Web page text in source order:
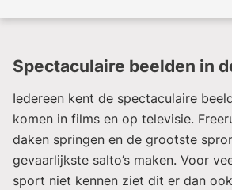
Spectaculaire beelden in
Iedereen kent de spectaculaire
komen in films en op televisie.
daken springen en de grootste
gevaarlijkste salto’s maken. Voor
sport niet kennen ziet dit er dan